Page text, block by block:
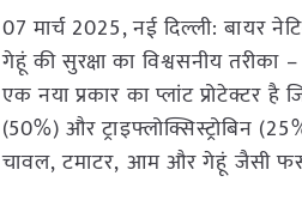
07 मार्च 2025, नई दिल्ली: बायर
गेहूं की सुरक्षा का विश्वसनीय तरीका
एक नया प्रकार का प्लांट प्रोटेक्टर
(50%) और ट्राइफ्लोक्सिस्ट्रोबिन
चावल, टमाटर, आम और गेहूं जैसी